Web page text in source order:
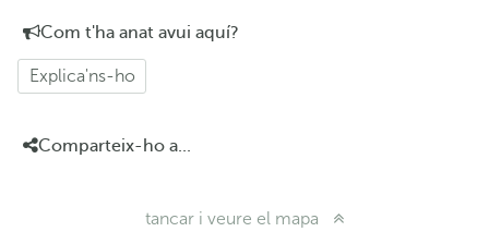
Com t'ha anat avui aquí?
Explica'ns-ho
Comparteix-ho a...
tancar i veure el mapa